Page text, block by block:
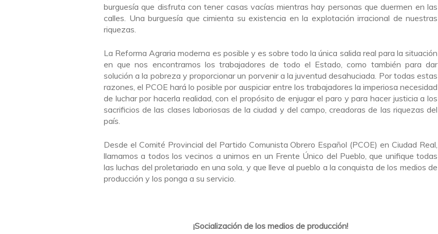
burguesía que disfruta con tener casas vacías mientras hay personas que duermen en las
calles. Una burguesía que cimienta su existencia en la explotación irracional de nuestras
riquezas.
La Reforma Agraria moderna es posible y es sobre todo la única salida real para la situación
en que nos encontramos los trabajadores de todo el Estado, como también para dar
solución a la pobreza y proporcionar un porvenir a la juventud desahuciada. Por todas estas
razones, el PCOE hará lo posible por auspiciar entre los trabajadores la imperiosa necesidad
de luchar por hacerla realidad, con el propósito de enjugar el paro y para hacer justicia a los
sacrificios de las clases laboriosas de la ciudad y del campo, creadoras de las riquezas del
país.
Desde el Comité Provincial del Partido Comunista Obrero Español (PCOE) en Ciudad Real,
llamamos a todos los vecinos a unirnos en un Frente Único del Pueblo, que unifique todas
las luchas del proletariado en una sola, y que lleve al pueblo a la conquista de los medios de
producción y los ponga a su servicio.
¡Socialización de los medios de producción!